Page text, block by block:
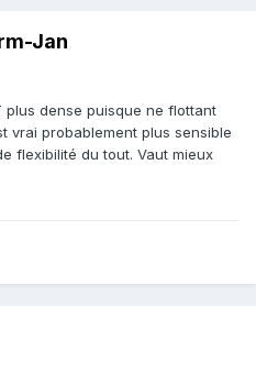
Jan
plus dense puisque ne flottant
vrai probablement plus sensible
flexibilité du tout. Vaut mieux